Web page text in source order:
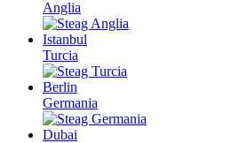
Anglia
Istanbul
Turcia
Berlin
Germania
Dubai